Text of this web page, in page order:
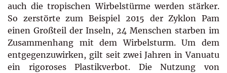
auch die tropischen Wirbel­stürme werden stärker.
So zerstörte zum Beispiel 2015 der Zyklon Pam
einen Großteil der Inseln, 24 Menschen starben im
Zusammenhang mit dem Wirbelsturm. Um dem
entgegenzuwirken, gilt seit zwei Jahren in Vanuatu
ein rigoroses Plastikverbot. Die Nutzung von